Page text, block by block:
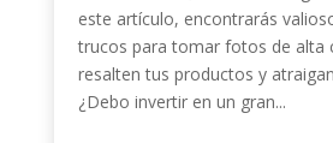
este artículo, encontrarás
trucos para tomar fotos de alta
resalten tus productos y
¿Debo invertir en un gran...